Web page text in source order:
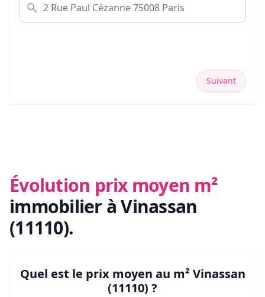
Suivant
Évolution prix moyen m²
immobilier à Vinassan
(11110).
Quel est le prix moyen au m² Vinassan
(11110) ?